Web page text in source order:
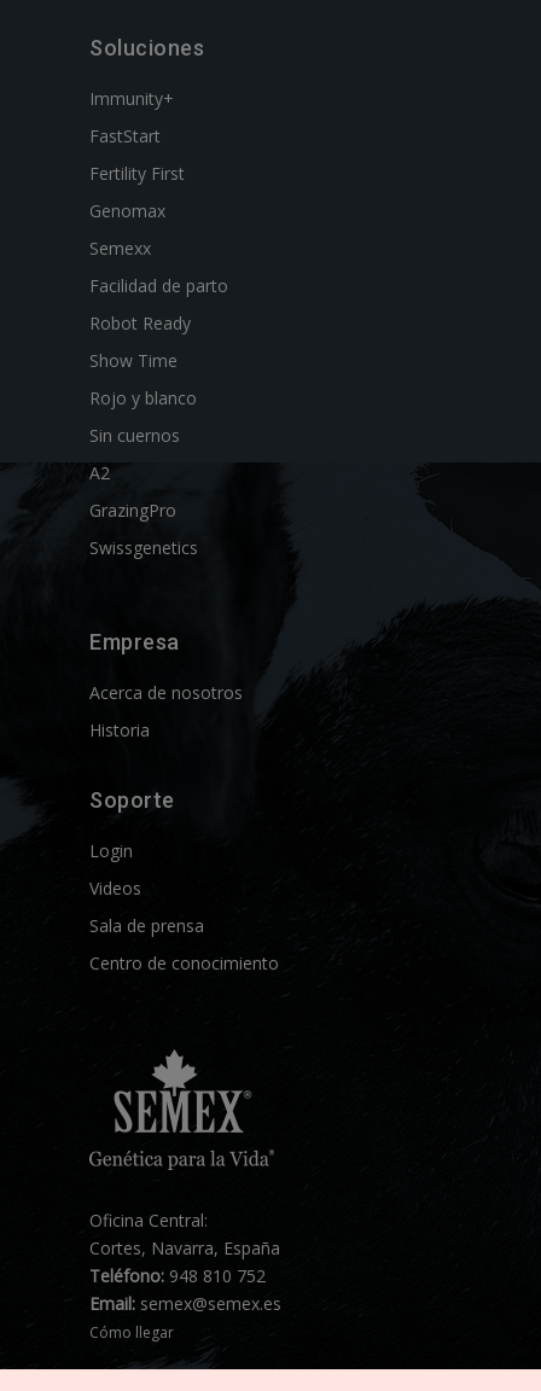
Soluciones
Immunity+
FastStart
Fertility First
Genomax
Semexx
Facilidad de parto
Robot Ready
Show Time
Rojo y blanco
Sin cuernos
A2
GrazingPro
Swissgenetics
Empresa
Acerca de nosotros
Historia
Soporte
Login
Videos
Sala de prensa
Centro de conocimiento
Oficina Central:
Cortes, Navarra, España
Teléfono: 948 810 752
Email: semex@semex.es
Cómo llegar